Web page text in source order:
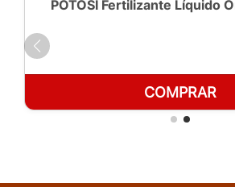
POTOSÍ Fertilizante Líquido
COMPRAR